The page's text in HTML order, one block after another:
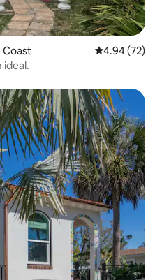
Coast Calificación
4.94 (72)
ideal.